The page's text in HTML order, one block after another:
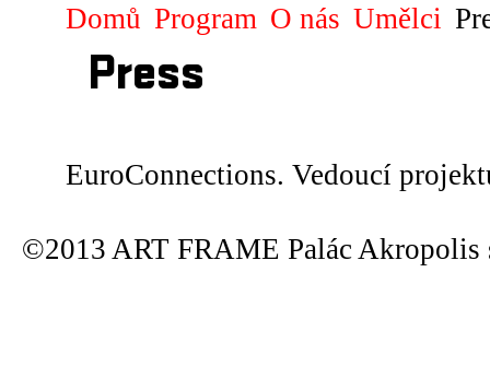
Domů Program O nás Umělci
Press
EuroConnections. Vedoucí
©2013 ART FRAME Palác Akropolis